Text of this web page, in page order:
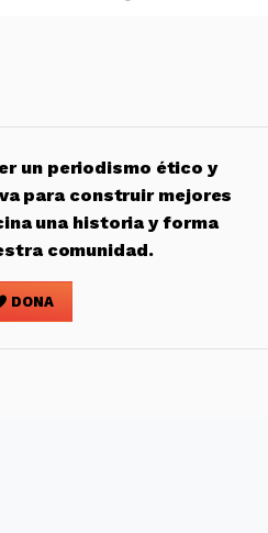
un periodismo ético y
para construir mejores
una historia y forma
comunidad.
DONA